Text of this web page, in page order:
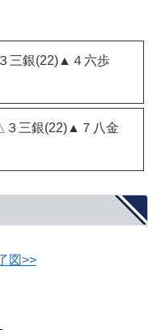
三銀(22)▲４六歩
三銀(22)▲７八金
図>>